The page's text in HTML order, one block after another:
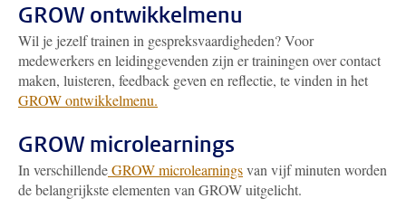
GROW ontwikkelmenu
Wil je jezelf trainen in gespreksvaardigheden? Voor
medewerkers en leidinggevenden zijn er trainingen over contact
maken, luisteren, feedback geven en reflectie, te vinden in het
GROW ontwikkelmenu.
GROW microlearnings
In verschillendeGROW microlearningsvan vijf minuten worden
de belangrijkste elementen van GROW uitgelicht.